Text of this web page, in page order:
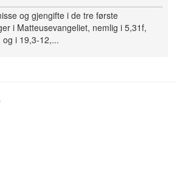
og gjengifte i de tre første
i Matteusevangeliet, nemlig i 5,31f,
i 19,3-12,...